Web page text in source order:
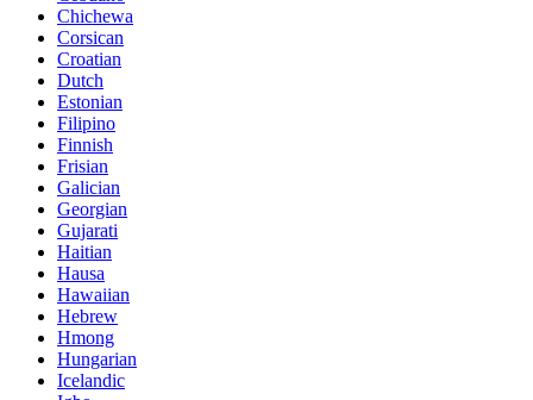
Chichewa
Corsican
Croatian
Dutch
Estonian
Filipino
Finnish
Frisian
Galician
Georgian
Gujarati
Haitian
Hausa
Hawaiian
Hebrew
Hmong
Hungarian
Icelandic